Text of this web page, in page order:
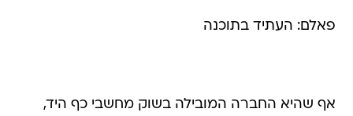
פאלם: העתיד בתוכנה
אף שהיא החברה המובילה בשוק מחשבי כף היד,